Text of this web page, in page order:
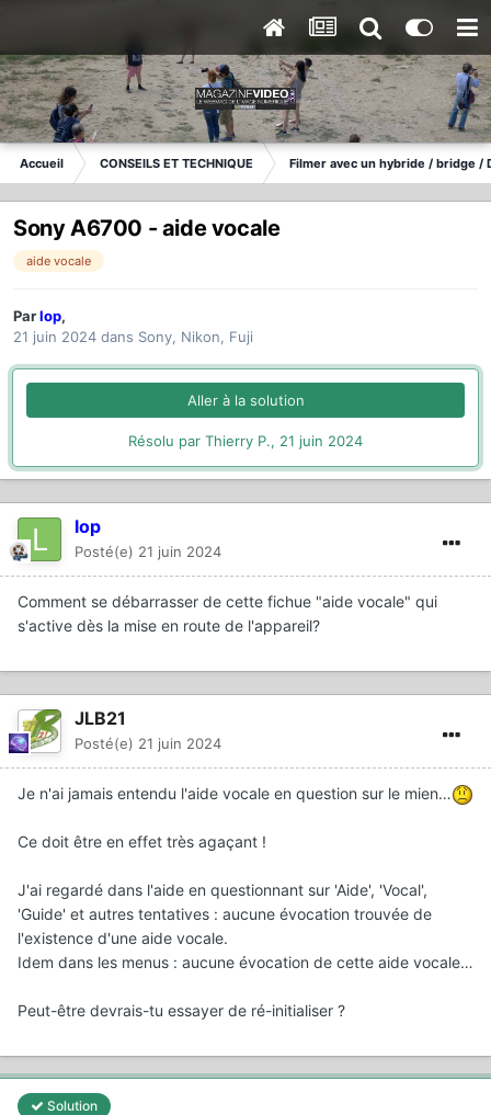
Accueil CONSEILS ET TECHNIQUE Filmer avec un hybride / bridge /
Sony A6700 - aide vocale
aide vocale
Parlop,
21 juin 2024 dans Sony, Nikon, Fuji
Aller à la solution
Résolu par Thierry P., 21 juin 2024
lop
Posté(e) 21 juin 2024
Comment se débarrasser de cette fichue "aide vocale" qui
s'active dès la mise en route de l'appareil?
JLB21
Posté(e) 21 juin 2024
Je n'ai jamais entendu l'aide vocale en question sur le mien…
Ce doit être en effet très agaçant !
J'ai regardé dans l'aide en questionnant sur 'Aide', 'Vocal',
'Guide' et autres tentatives : aucune évocation trouvée de
l'existence d'une aide vocale.
Idem dans les menus : aucune évocation de cette aide vocale…
Peut-être devrais-tu essayer de ré-initialiser ?
Solution